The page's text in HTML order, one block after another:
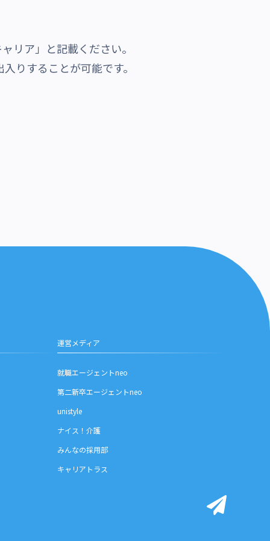
リア」と記載ください。
りすることが可能です。
運営メディア
就職エージェントneo
第二新卒エージェントneo
unistyle
ナイス！介護
みんなの採用部
キャリアトラス